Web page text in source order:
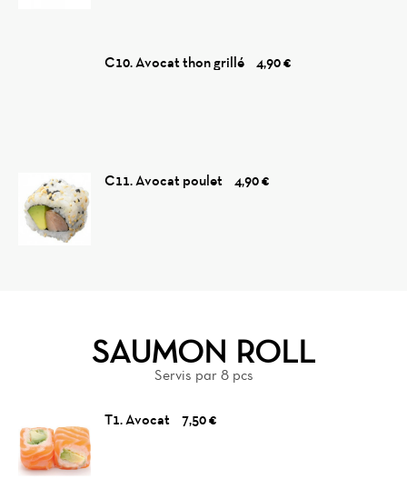
C10. Avocat thon grillé 4,90 €
C11. Avocat poulet 4,90 €
SAUMON ROLL
Servis par 8 pcs
T1. Avocat 7,50 €